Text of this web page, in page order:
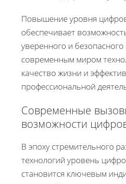
Повышение уровня
обеспечивает
уверенного и
современным миром
качество жизни и
профессиональной
Современные
возможности
В эпоху стремительного
технологий уровень
становится ключевым